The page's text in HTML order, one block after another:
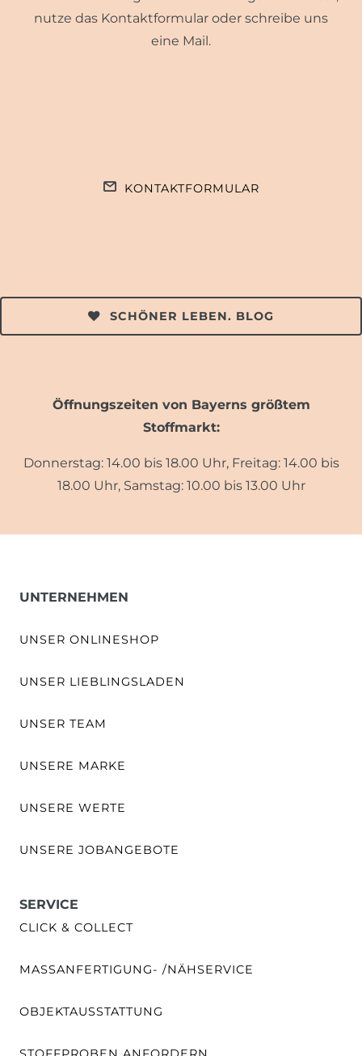
nutze das Kontaktformular oder schreibe uns
eine Mail.
KONTAKTFORMULAR
SCHÖNER LEBEN. BLOG
Öffnungszeiten von Bayerns größtem
Stoffmarkt:
Donnerstag: 14.00 bis 18.00 Uhr, Freitag: 14.00 bis
18.00 Uhr, Samstag: 10.00 bis 13.00 Uhr
UNTERNEHMEN
UNSER ONLINESHOP
UNSER LIEBLINGSLADEN
UNSER TEAM
UNSERE MARKE
UNSERE WERTE
UNSERE JOBANGEBOTE
SERVICE
CLICK & COLLECT
MASSANFERTIGUNG- /NÄHSERVICE
OBJEKTAUSSTATTUNG